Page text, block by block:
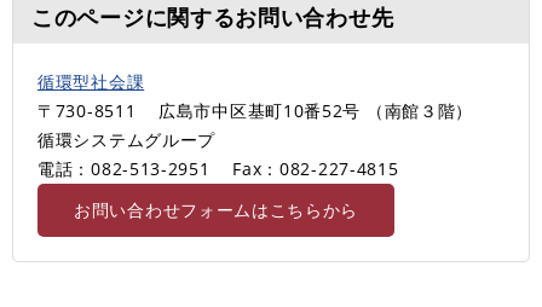
このページに関するお問い合わせ先
循環型社会課
〒730-8511
広島市中区基町10番52号 （南館３階）
循環システムグループ
電話：082-513-2951
Fax：082-227-4815
お問い合わせフォームはこちらから